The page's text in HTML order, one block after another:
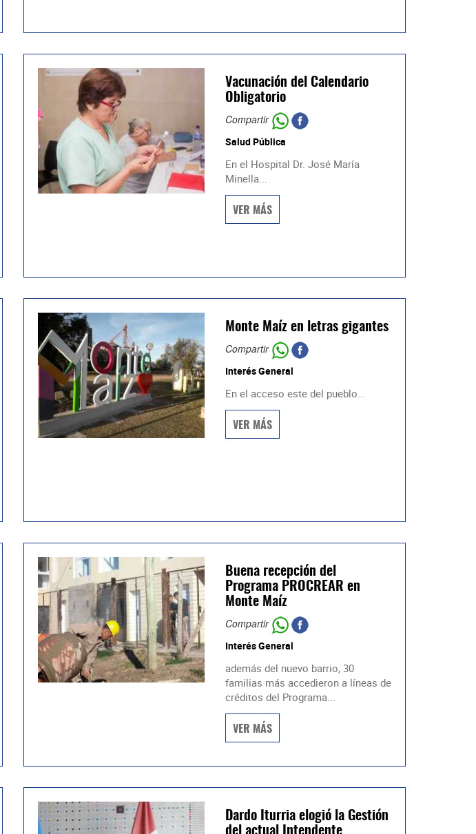
Vacunación del Calendario
Obligatorio
Compartir
Salud Pública
En el Hospital Dr. José María
Minella...
VER MÁS
Monte Maíz en letras gigantes
Compartir
Interés General
En el acceso este del pueblo...
VER MÁS
Buena recepción del
Programa PROCREAR en
Monte Maíz
Compartir
Interés General
además del nuevo barrio, 30
familias más accedieron a líneas de
créditos del Programa...
VER MÁS
Dardo Iturria elogió la Gestión
del actual Intendente